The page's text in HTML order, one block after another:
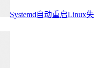
Systemd自动重启Linux失